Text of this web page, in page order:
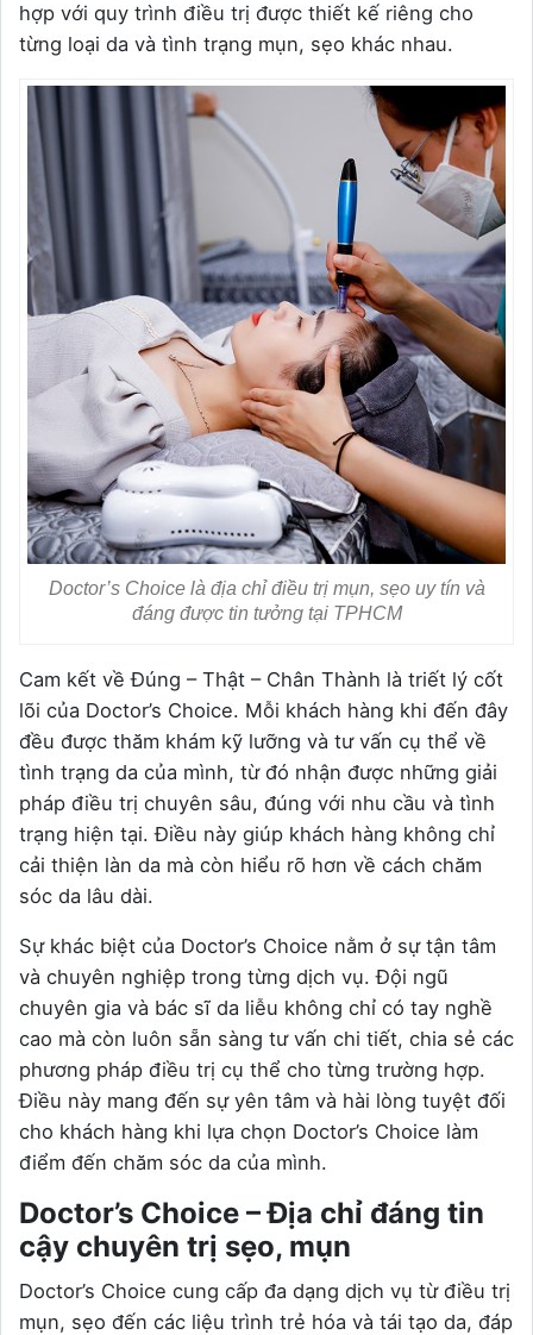
hợp với quy trình điều trị được thiết kế riêng cho
từng loại da và tình trạng mụn, sẹo khác nhau.
Doctor’s Choice là địa chỉ điều trị mụn, sẹo uy tín và
đáng được tin tưởng tại TPHCM
Cam kết về Đúng – Thật – Chân Thành là triết lý cốt
lõi của Doctor’s Choice. Mỗi khách hàng khi đến đây
đều được thăm khám kỹ lưỡng và tư vấn cụ thể về
tình trạng da của mình, từ đó nhận được những giải
pháp điều trị chuyên sâu, đúng với nhu cầu và tình
trạng hiện tại. Điều này giúp khách hàng không chỉ
cải thiện làn da mà còn hiểu rõ hơn về cách chăm
sóc da lâu dài.
Sự khác biệt của Doctor’s Choice nằm ở sự tận tâm
và chuyên nghiệp trong từng dịch vụ. Đội ngũ
chuyên gia và bác sĩ da liễu không chỉ có tay nghề
cao mà còn luôn sẵn sàng tư vấn chi tiết, chia sẻ các
phương pháp điều trị cụ thể cho từng trường hợp.
Điều này mang đến sự yên tâm và hài lòng tuyệt đối
cho khách hàng khi lựa chọn Doctor’s Choice làm
điểm đến chăm sóc da của mình.
Doctor’s Choice – Địa chỉ đáng tin
cậy chuyên trị sẹo, mụn
Doctor’s Choice cung cấp đa dạng dịch vụ từ điều trị
mụn, sẹo đến các liệu trình trẻ hóa và tái tạo da, đáp